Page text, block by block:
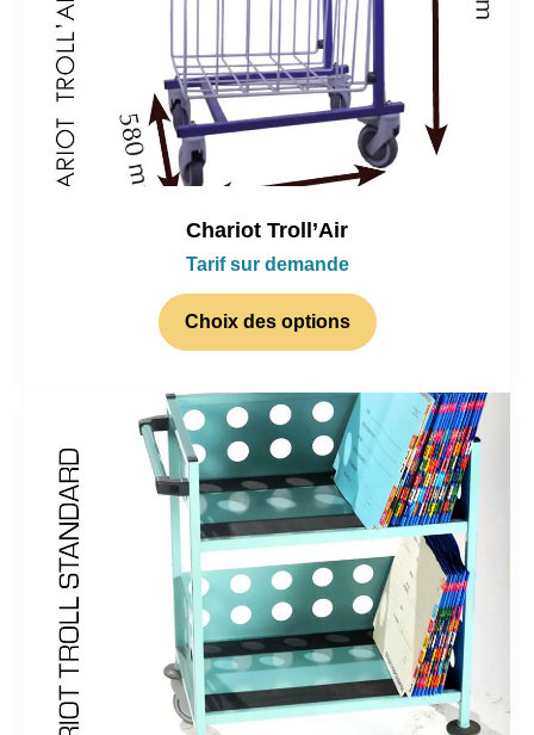
Chariot Troll’Air
Tarif sur demande
Choix des options